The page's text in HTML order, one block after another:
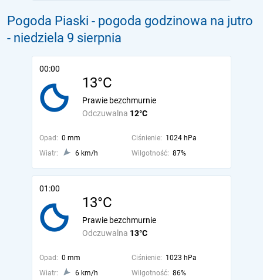
Pogoda Piaski - pogoda godzinowa na jutro
- niedziela 9 sierpnia
00:00
13°C
Odczuwalna 12°C
Prawie bezchmurnie
Opad: 0 mm Ciśnienie: 1024 hPa
Wiatr:
6 km/h Wilgotność: 87%
01:00
13°C
Odczuwalna 13°C
Prawie bezchmurnie
Opad: 0 mm Ciśnienie: 1023 hPa
Wiatr:
6 km/h Wilgotność: 86%